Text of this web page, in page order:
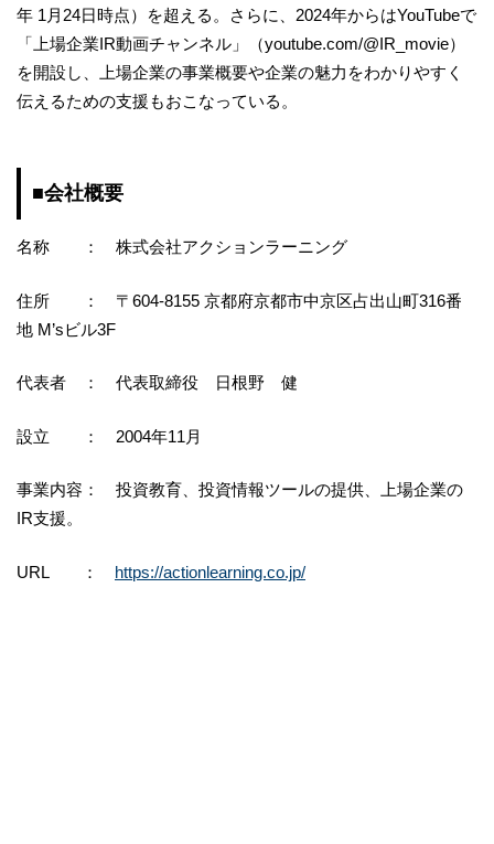
年 1月24日時点）を超える。さらに、2024年からはYouTubeで
「上場企業IR動画チャンネル」（youtube.com/@IR_movie）
を開設し、上場企業の事業概要や企業の魅力をわかりやすく
伝えるための支援もおこなっている。
■会社概要
名称 ： 株式会社アクションラーニング
住所 ： 〒604-8155 京都府京都市中京区占出山町316番
地 M’sビル3F
代表者 ： 代表取締役 日根野 健
設立 ： 2004年11月
事業内容： 投資教育、投資情報ツールの提供、上場企業の
IR支援。
URL ： https://actionlearning.co.jp/